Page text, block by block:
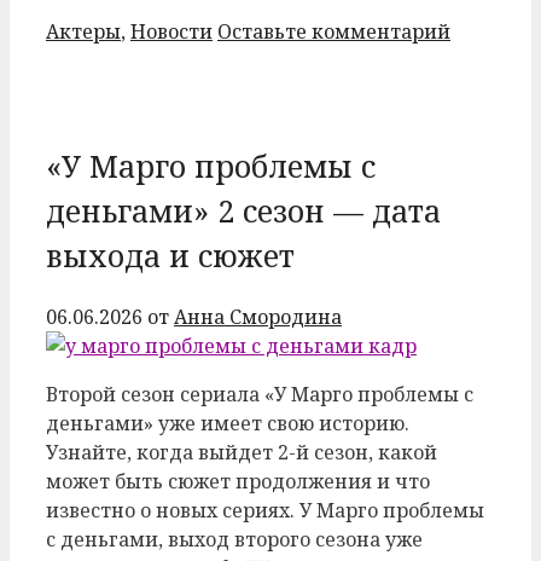
Рубрики
Актеры,Новости Оставьте комментарий
«У Марго проблемы с
деньгами» 2 сезон — дата
выхода и сюжет
06.06.2026 отАнна Смородина
Второй сезон сериала «У Марго проблемы с
деньгами» уже имеет свою историю.
Узнайте, когда выйдет 2-й сезон, какой
может быть сюжет продолжения и что
известно о новых сериях. У Марго проблемы
с деньгами, выход второго сезона уже